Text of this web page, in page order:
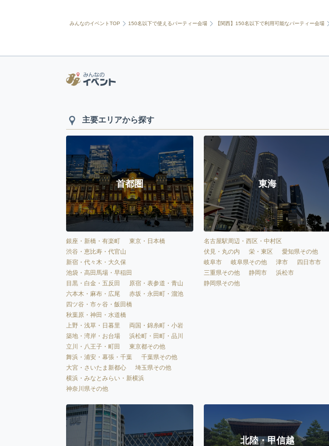
みんなのイベントTOP 150名以下で使えるパーティー会場 【関西】150名以下で利用可能なパーティー会場
主要エリアから探す
首都圏
銀座・新橋・有楽町
東京・日本橋
渋谷・恵比寿・代官山
新宿・代々木・大久保
池袋・高田馬場・早稲田
目黒・白金・五反田
原宿・表参道・青山
六本木・麻布・広尾
赤坂・永田町・溜池
四ツ谷・市ヶ谷・飯田橋
秋葉原・神田・水道橋
上野・浅草・日暮里
両国・錦糸町・小岩
築地・湾岸・お台場
浜松町・田町・品川
立川・八王子・町田
東京都その他
舞浜・浦安・幕張・千葉
千葉県その他
大宮・さいたま新都心
埼玉県その他
横浜・みなとみらい・新横浜
神奈川県その他
東海
名古屋駅周辺・西区・中村区
伏見・丸の内
栄・東区
愛知県その他
岐阜市
岐阜県その他 津市
四日市市
三重県その他
静岡市
浜松市
静岡県その他
北陸・甲信越